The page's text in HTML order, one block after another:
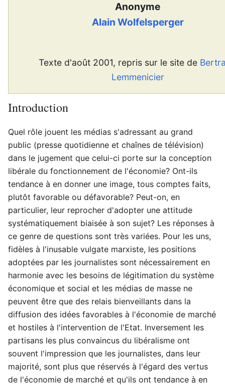
Anonyme
Alain Wolfelsperger
Texte d'août 2001, repris sur le site de
Lemmenicier
Introduction
Quel rôle jouent les médias s'adressant au grand
public (presse quotidienne et chaînes de télévision)
dans le jugement que celui-ci porte sur la conception
libérale du fonctionnement de l'économie? Ont-ils
tendance à en donner une image, tous comptes faits,
plutôt favorable ou défavorable? Peut-on, en
particulier, leur reprocher d'adopter une attitude
systématiquement biaisée à son sujet? Les réponses à
ce genre de questions sont très variées. Pour les uns,
fidèles à l'inusable vulgate marxiste, les positions
adoptées par les journalistes sont nécessairement en
harmonie avec les besoins de légitimation du système
économique et social et les médias de masse ne
peuvent être que des relais bienveillants dans la
diffusion des idées favorables à l'économie de marché
et hostiles à l'intervention de l'Etat. Inversement les
partisans les plus convaincus du libéralisme ont
souvent l'impression que les journalistes, dans leur
majorité, sont plus que réservés à l'égard des vertus
de l'économie de marché et qu'ils ont tendance à en